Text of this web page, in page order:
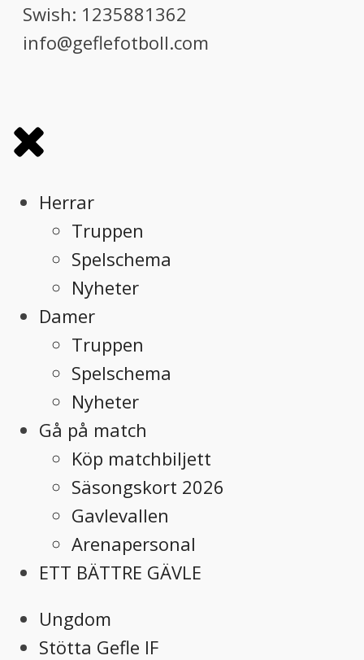
Swish: 1235881362
info@geflefotboll.com
Herrar
Truppen
Spelschema
Nyheter
Damer
Truppen
Spelschema
Nyheter
Gå på match
Köp matchbiljett
Säsongskort 2026
Gavlevallen
Arenapersonal
ETT BÄTTRE GÄVLE
Ungdom
Stötta Gefle IF